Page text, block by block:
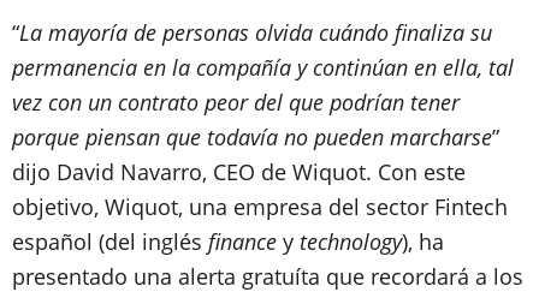
“La mayoría de personas olvida cuándo finaliza su
permanencia en la compañía y continúan en ella, tal
vez con un contrato peor del que podrían tener
porque piensan que todavía no pueden marcharse”
dijo David Navarro, CEO de Wiquot. Con este
objetivo, Wiquot, una empresa del sector Fintech
español (del inglés finance y technology), ha
presentado una alerta gratuíta que recordará a los